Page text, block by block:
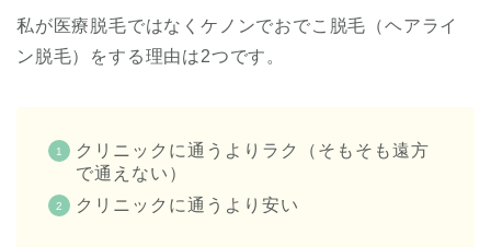
私が医療脱毛ではなくケノンでおでこ脱毛（ヘアライ
ン脱毛）をする理由は2つです。
クリニックに通うよりラク（そもそも遠方
で通えない）
クリニックに通うより安い